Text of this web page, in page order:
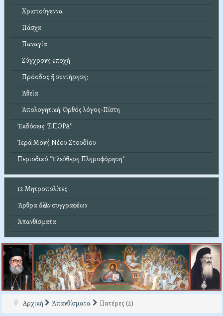
Χριστούγεννα
Πάσχα
Παναγία
Σύγχρονη ἐποχή
Πρόοδος ἤ συντήρηση;
Ἀθεΐα
Ἀπολογητική: Ὀρθός λόγος-Πίστη
Ἐκδόσεις "ΣΠΟΡΑ"
Ἱερά Μονή Νέου Στουδίου
Περιοδικό "Ἐλεύθερη Πληροφόρηση"
12 Μητροπολίτες
Ἄρθρα ἄλλων συγγραφέων
Ἀπανθίσματα
Αρχική Ἀπανθίσματα Πατέρες (2)